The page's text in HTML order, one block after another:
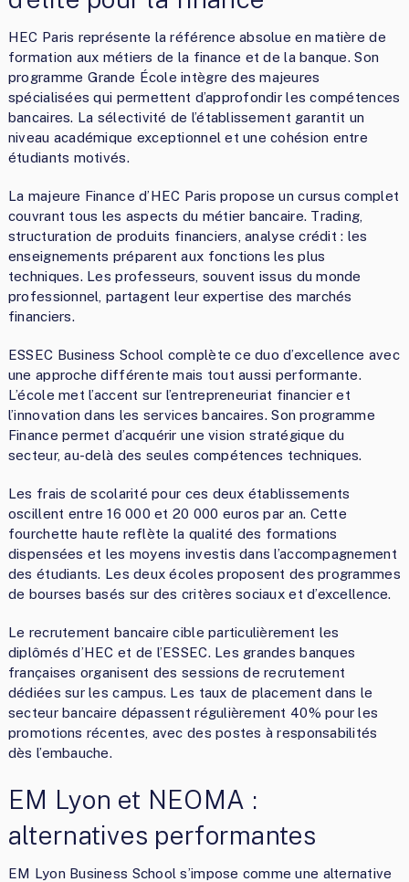
HEC Paris représente la référence absolue en matière de
formation aux métiers de la finance et de la banque. Son
programme Grande École intègre des majeures
spécialisées qui permettent d’approfondir les compétences
bancaires. La sélectivité de l’établissement garantit un
niveau académique exceptionnel et une cohésion entre
étudiants motivés.
La majeure Finance d’HEC Paris propose un cursus complet
couvrant tous les aspects du métier bancaire. Trading,
structuration de produits financiers, analyse crédit : les
enseignements préparent aux fonctions les plus
techniques. Les professeurs, souvent issus du monde
professionnel, partagent leur expertise des marchés
financiers.
ESSEC Business School complète ce duo d’excellence avec
une approche différente mais tout aussi performante.
L’école met l’accent sur l’entrepreneuriat financier et
l’innovation dans les services bancaires. Son programme
Finance permet d’acquérir une vision stratégique du
secteur, au-delà des seules compétences techniques.
Les frais de scolarité pour ces deux établissements
oscillent entre 16 000 et 20 000 euros par an. Cette
fourchette haute reflète la qualité des formations
dispensées et les moyens investis dans l’accompagnement
des étudiants. Les deux écoles proposent des programmes
de bourses basés sur des critères sociaux et d’excellence.
Le recrutement bancaire cible particulièrement les
diplômés d’HEC et de l’ESSEC. Les grandes banques
françaises organisent des sessions de recrutement
dédiées sur les campus. Les taux de placement dans le
secteur bancaire dépassent régulièrement 40% pour les
promotions récentes, avec des postes à responsabilités
dès l’embauche.
EM Lyon et NEOMA :
alternatives performantes
EM Lyon Business School s’impose comme une alternative